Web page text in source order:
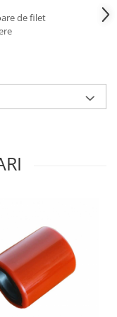
de filet